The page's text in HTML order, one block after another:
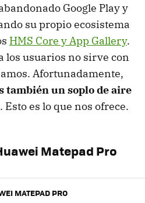
Google Play y
su propio ecosistema
HMS Core y App Gallery.
los usuarios no sirve con
Afortunadamente,
también un soplo de aire
. Esto es lo que nos ofrece.
Matepad Pro
MATEPAD PRO